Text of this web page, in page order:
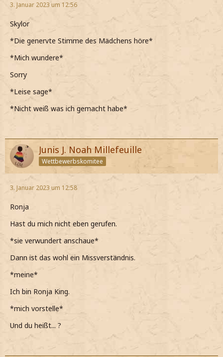
3. Januar 2023 um 12:56
Skylor
*Die genervte Stimme des Mädchens höre*
*Mich wundere*
Sorry
*Leise sage*
*Nicht weiß was ich gemacht habe*
Junis J. Noah Millefeuille
Wettbewerbskomitee
3. Januar 2023 um 12:58
Ronja
Hast du mich nicht eben gerufen.
*sie verwundert anschaue*
Dann ist das wohl ein Missverständnis.
*meine*
Ich bin Ronja King.
*mich vorstelle*
Und du heißt... ?